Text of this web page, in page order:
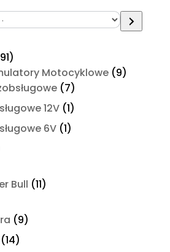
378,00 zł.
291
produktówMotocyklowe 99
77
produktów
12V 11
produkt
6V 11
Bull 1111
99
1414